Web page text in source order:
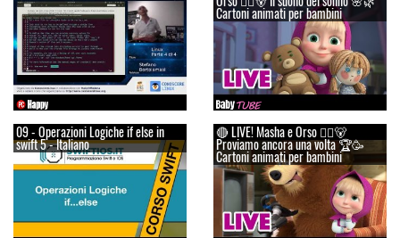
Cartoni animati per bambini
09 - Operazioni Logiche if else in
swift 5 - Italiano
🔴 LIVE! Masha e Orso 👱‍♀️🐻
Proviamo ancora una volta 🏆🥳
Cartoni animati per bambini